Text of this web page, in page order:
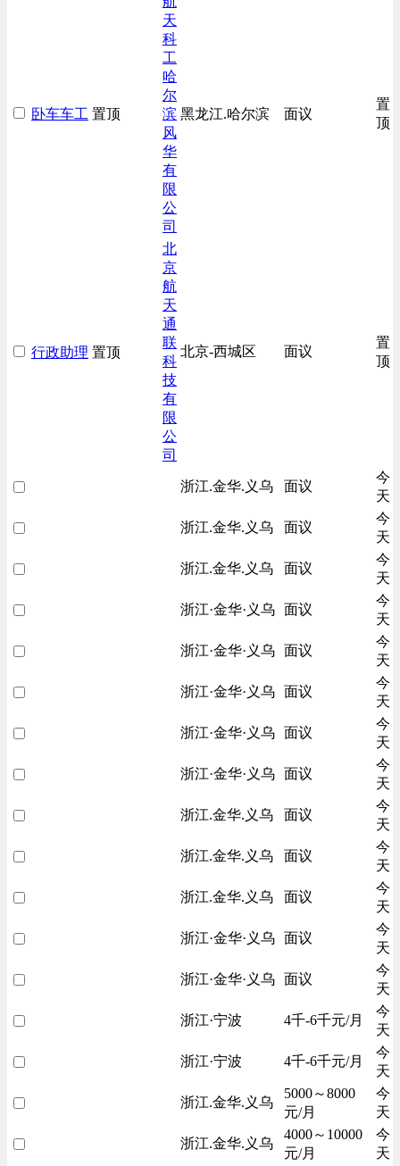
卧车车工 置顶
天
科
工
哈
尔
滨
风
华
有
限
公
司
黑龙江.哈尔滨 面议
置
顶
行政助理 置顶
北
京
航
天
通
联
科
技
有
限
公
司
北京-西城区 面议
置
顶
浙江.金华.义乌 面议
今
天
浙江.金华.义乌 面议
今
天
浙江.金华.义乌 面议
今
天
浙江·金华·义乌 面议
今
天
浙江·金华·义乌 面议
今
天
浙江·金华·义乌 面议
今
天
浙江·金华·义乌 面议
今
天
浙江·金华·义乌 面议
今
天
浙江.金华.义乌 面议
今
天
浙江.金华.义乌 面议
今
天
浙江.金华.义乌 面议
今
天
浙江·金华·义乌 面议
今
天
浙江·金华·义乌 面议
今
天
浙江·宁波 4千-6千元/月
今
天
浙江·宁波 4千-6千元/月
今
天
浙江.金华.义乌
5000～8000
元/月
今
天
浙江.金华.义乌
4000～10000
元/月
今
天